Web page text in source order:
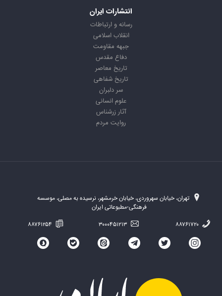
انتشارات ایران
رسانه و ارتباطات
انقلاب اسلامی
جبهه مقاومت
دفاع مقدس
تاریخ معاصر
تاریخ شفاهی
سر دلبران
علوم انسانی
آثار زرشناس
روایت مردم
تهران، خیابان سهروردی، خیابان خرمشهر، نرسیده به مصلی، موسسه
فرهنگی-مطبوعاتی ایران